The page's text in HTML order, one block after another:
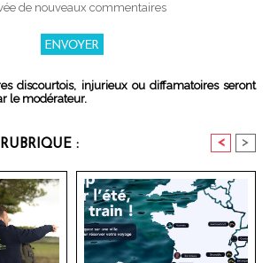
de nouveaux commentaires
discourtois, injurieux ou diffamatoires seront
le modérateur.
: < >